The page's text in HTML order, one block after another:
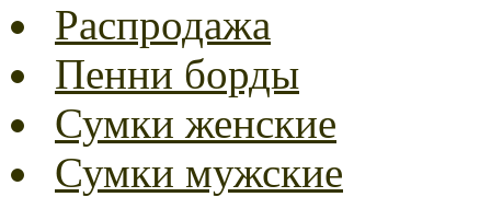
Распродажа
Пенни борды
Сумки женские
Сумки мужские